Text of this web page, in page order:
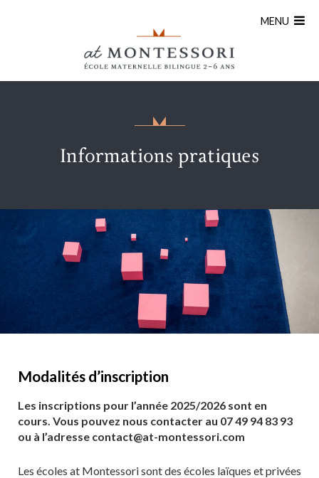
MENU
Informations pratiques
Modalités d’inscription
Les inscriptions pour l’année 2025/2026 sont en
cours. Vous pouvez nous contacter au 07 49 94 83 93
ou à l’adresse contact@at-montessori.com
Les écoles at Montessori sont des écoles laïques et privées